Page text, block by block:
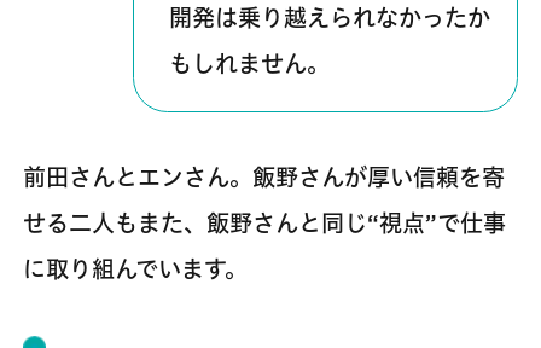
開発は乗り越えられなかったか
もしれません。
前田さんとエンさん。飯野さんが厚い信頼を寄
せる二人もまた、飯野さんと同じ“視点”で仕事
に取り組んでいます。